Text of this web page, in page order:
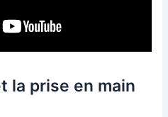
la prise en main